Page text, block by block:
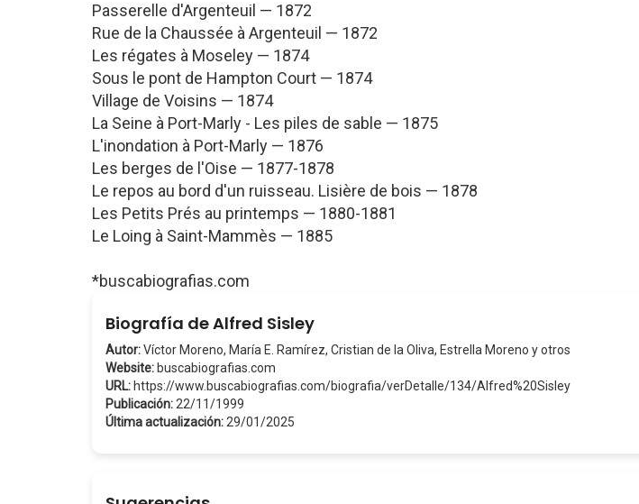
Passerelle d'Argenteuil — 1872
Rue de la Chaussée à Argenteuil — 1872
Les régates à Moseley — 1874
Sous le pont de Hampton Court — 1874
Village de Voisins — 1874
La Seine à Port-Marly - Les piles de sable — 1875
L'inondation à Port-Marly — 1876
Les berges de l'Oise — 1877-1878
Le repos au bord d'un ruisseau. Lisière de bois — 1878
Les Petits Prés au printemps — 1880-1881
Le Loing à Saint-Mammès — 1885
*buscabiografias.com
Biografía de Alfred Sisley
Autor:Víctor Moreno, María E. Ramírez, Cristian de la Oliva, Estrella Moreno y otros
Website: buscabiografias.com
URL: https://www.buscabiografias.com/biografia/verDetalle/134/Alfred%20Sisley
Publicación: 22/11/1999
Última actualización: 29/01/2025